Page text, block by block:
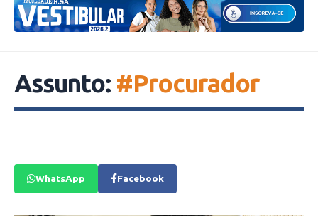
Assunto: #Procurador
WhatsApp Facebook